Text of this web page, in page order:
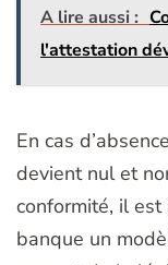
A lire aussi :
l'attestation
En cas
devient nul et
conformité, il
banque un